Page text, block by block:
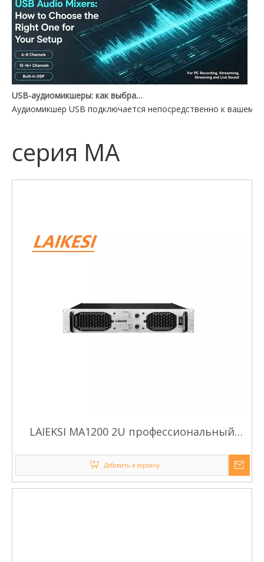
USB-аудиомикшеры: как выбрать подходящий для вашей установки
Аудиомикшер USB подключается непосредственно к
серия МА
LAIEKSI MA1200 2U профессиональный
Добавить в корзину